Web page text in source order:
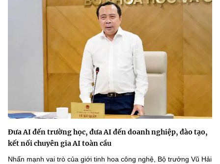
Đưa AI đến trường học, đưa AI đến doanh nghiệp, đào tạo,
kết nối chuyên gia AI toàn cầu
Nhấn mạnh vai trò của giới tinh hoa công nghệ, Bộ trưởng Vũ Hải